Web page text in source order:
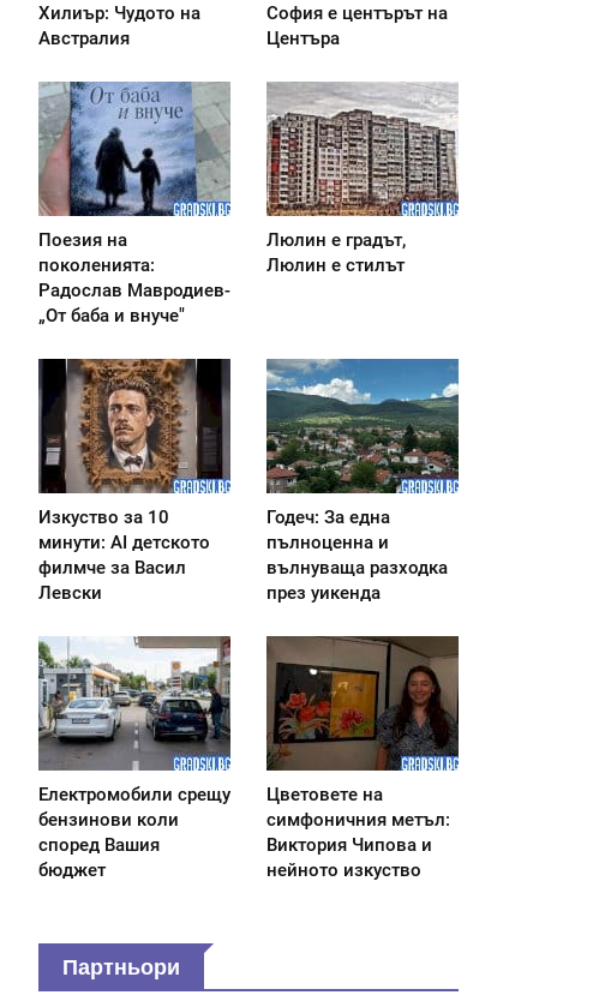
Хилиър: Чудото на
Австралия
София е центърът на
Центъра
Поезия на
поколенията:
Радослав Мавродиев-
„От баба и внуче"
Люлин е градът,
Люлин е стилът
Изкуство за 10
минути: AI детското
филмче за Васил
Левски
Годеч: За една
пълноценна и
вълнуваща разходка
през уикенда
Електромобили срещу
бензинови коли
според Вашия
бюджет
Цветовете на
симфоничния метъл:
Виктория Чипова и
нейното изкуство
Партньори